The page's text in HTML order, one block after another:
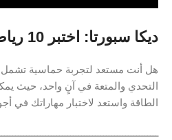
ديكا سبورتا: اختبر 10 رياضات ممتعة على جهاز وي!
هل أنت مستعد لتجربة حماسية تشمل
التحدي والمتعة في آنٍ واحد، حيث
الطاقة واستعد لاختبار مهاراتك في